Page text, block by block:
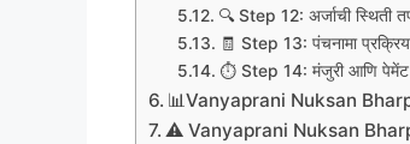
🔍 Step 12: अर्जाची स्थिती
🧾 Step 13: पंचनामा
⏱️ Step 14: मंजुरी आणि पेमेंट
📊Vanyaprani Nuksan
⚠️ Vanyaprani Nuksan